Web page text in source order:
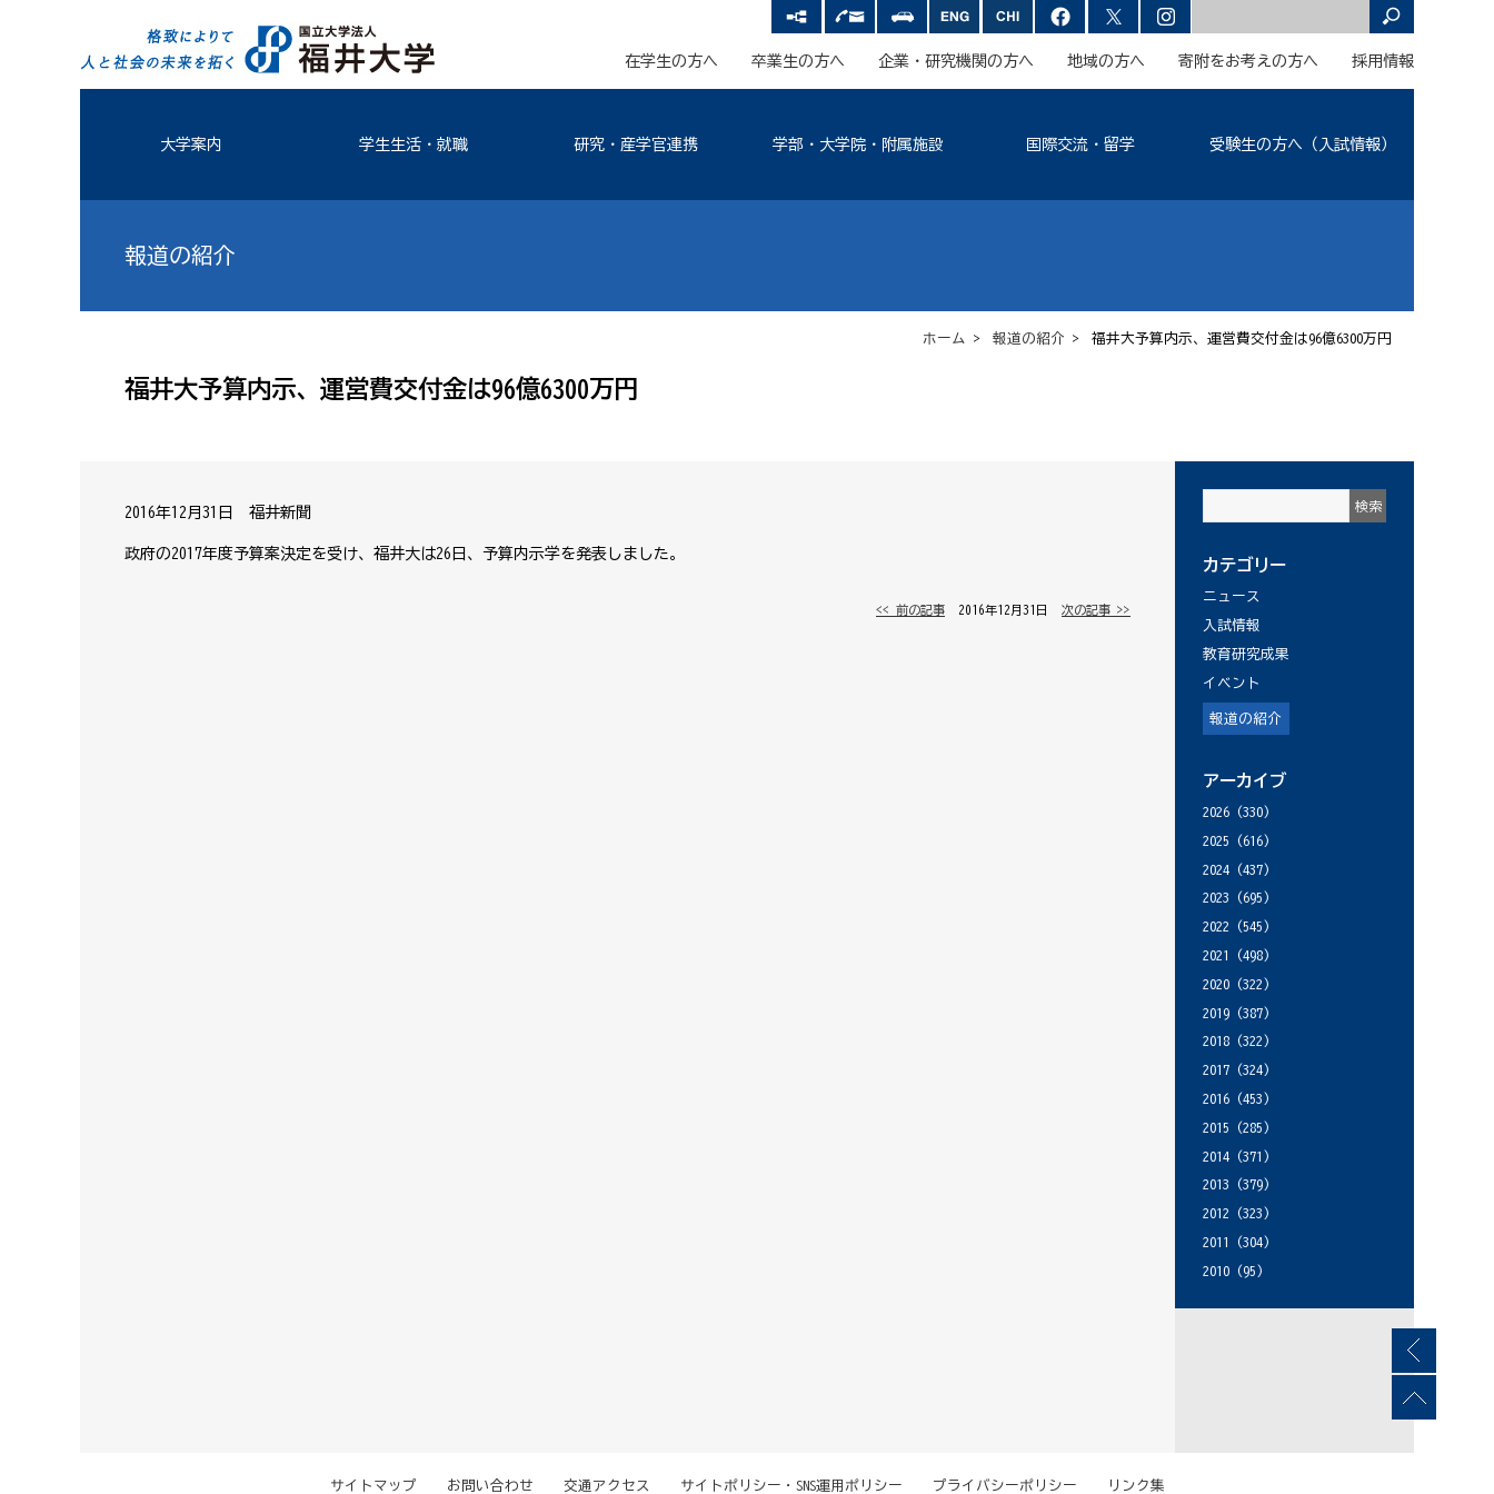
在学生の方へ 卒業生の方へ 企業・研究機関の方へ 地域の方へ 寄附をお考えの方へ 採用情報
大学案内 学生生活・就職 研究・産学官連携 学部・大学院・附属施設 国際交流・留学 受験生の方へ（入試情報）
報道の紹介
ホーム > 報道の紹介 > 福井大予算内示、運営費交付金は96億6300万円
福井大予算内示、運営費交付金は96億6300万円
2016年12月31日 福井新聞
政府の2017年度予算案決定を受け、福井大は26日、予算内示学を発表しました。
<< 前の記事 │ 2016年12月31日 │ 次の記事 >>
カテゴリー
ニュース
入試情報
教育研究成果
イベント
報道の紹介
アーカイブ
2026 (330)
2025 (616)
2024 (437)
2023 (695)
2022 (545)
2021
(498)
2020 (322)
2019 (387)
2018 (322)
2017 (324)
2016 (453)
2015 (285)
2014 (371)
2013 (379)
2012 (323)
2011
(304)
2010 (95)
サイトマップ お問い合わせ 交通アクセス サイトポリシー・SNS運用ポリシー プライバシーポリシー リンク集